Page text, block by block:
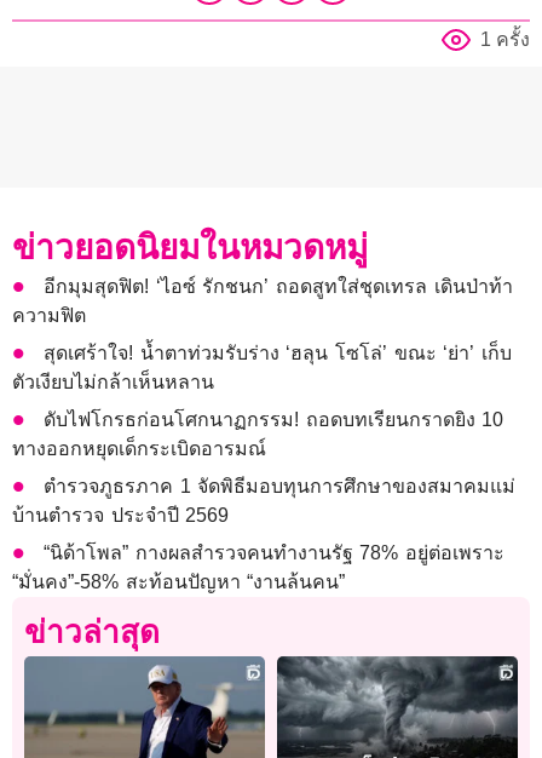
1 ครั้ง
ข่าวยอดนิยมในหมวดหมู่
อีกมุมสุดฟิต! ‘ไอซ์ รักชนก’ ถอดสูทใส่ชุดเทรล เดินป่าท้า
ความฟิต
สุดเศร้าใจ! น้ำตาท่วมรับร่าง ‘ฮลุน โซโล่’ ขณะ ‘ย่า’ เก็บ
ตัวเงียบไม่กล้าเห็นหลาน
ดับไฟโกรธก่อนโศกนาฏกรรม! ถอดบทเรียนกราดยิง 10
ทางออกหยุดเด็กระเบิดอารมณ์
ตำรวจภูธรภาค 1 จัดพิธีมอบทุนการศึกษาของสมาคมแม่
บ้านตำรวจ ประจำปี 2569
“นิด้าโพล” กางผลสำรวจคนทำงานรัฐ 78% อยู่ต่อเพราะ
“มั่นคง”-58% สะท้อนปัญหา “งานล้นคน”
ข่าวล่าสุด